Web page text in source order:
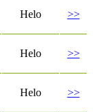
Helo >>
Helo >>
Helo >>